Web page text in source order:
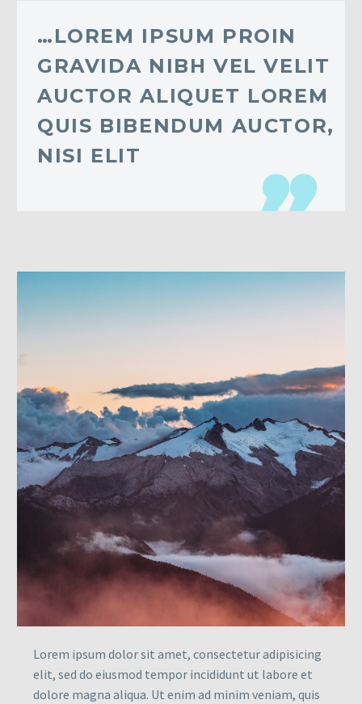
…LOREM IPSUM PROIN
GRAVIDA NIBH VEL VELIT
AUCTOR ALIQUET LOREM
QUIS BIBENDUM AUCTOR,
NISI ELIT
Lorem ipsum dolor sit amet, consectetur adipisicing
elit, sed do eiusmod tempor incididunt ut labore et
dolore magna aliqua. Ut enim ad minim veniam, quis